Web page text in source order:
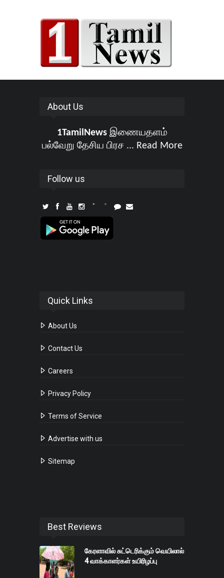
About Us
1TamilNewsஇணையதளம்
பல்வேறு தேசிய பிரச ... Read More
Follow us
Quick Links
About Us
Contact Us
Careers
Privacy Policy
Terms of Service
Advertise with us
Sitemap
Best Reviews
கேரளாவில் சுட்டெரிக்கும் வெயிலால்
4 வாக்காளர்கள் உயிரிழப்பு